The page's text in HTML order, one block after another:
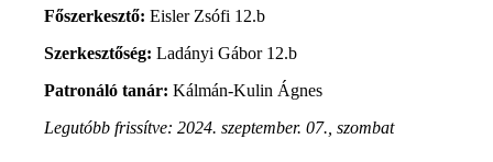
Főszerkesztő: Eisler Zsófi 12.b
Szerkesztőség: Ladányi Gábor 12.b
Patronáló tanár: Kálmán-Kulin Ágnes
Legutóbb frissítve: 2024. szeptember. 07., szombat